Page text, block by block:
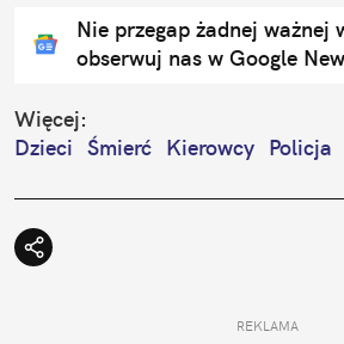
Nie przegap żadnej ważnej
obserwuj nas w Google
Więcej:
Dzieci Śmierć Kierowcy Policja
REKLAMA